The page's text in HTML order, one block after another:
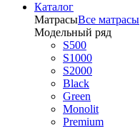
Каталог
МатрасыВсе матрасы
Модельный ряд
S500
S1000
S2000
Black
Green
Monolit
Premium